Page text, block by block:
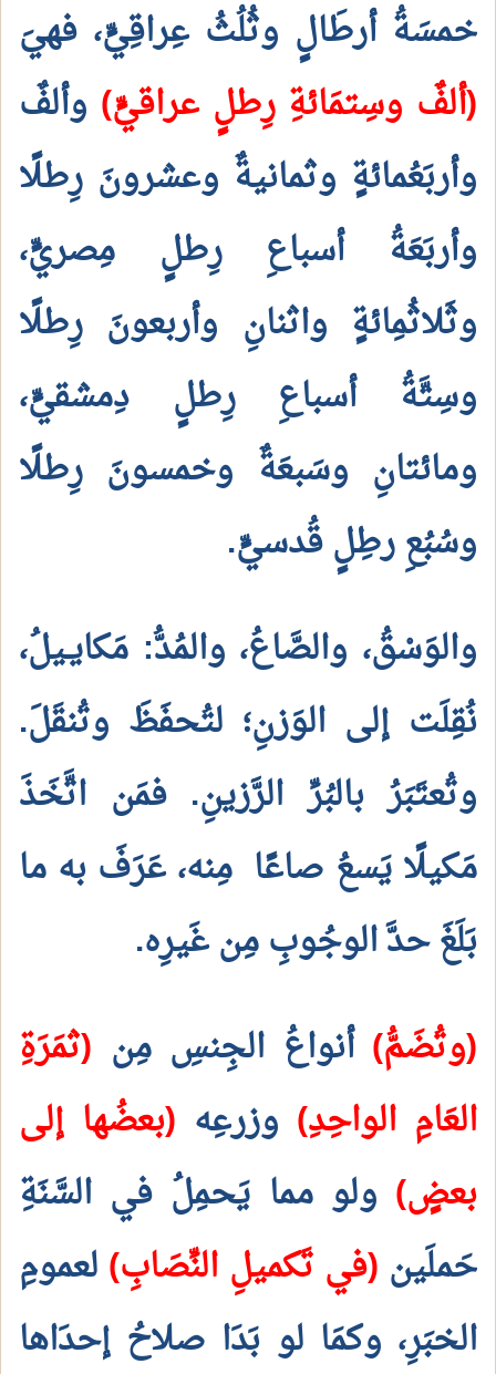
خمسَةُ أرطَالٍ وثُلُثُ عِراقِيٍّ، فهيَ
(ألفٌ وسِتمَائةِ رِطلٍ عراقيٍّ) وألفٌ
وأربَعُمائةٍ وثمانيةٌ وعشرونَ رِطلًا
وأربَعَةُ أسباعِ رِطلٍ مِصريٍّ،
وثَلاثُمِائةٍ واثنانِ وأربعونَ رِطلًا
وسِتَّةُ أسباعِ رِطلٍ دِمشقيٍّ،
ومائتانِ وسَبعَةٌ وخمسونَ رِطلًا
وسُبُعِ رطِلٍ قُدسيٍّ.
والوَسْقُ، والصَّاعُ، والمُدُّ: مَكايـيلُ،
نُقِلَت إلى الوَزنِ؛ لتُحفَظَ وتُنقَلَ.
وتُعتَبَرُ بالبُرِّ الرَّزينِ. فمَن اتَّخَذَ
مَكيلًا يَسعُ صاعًا مِنه، عَرَفَ به ما
بَلَغَ حدَّ الوجُوبِ مِن غَيرِه.
(وتُضَمُّ) أنواعُ الجِنسِ مِن (ثمَرَةِ
العَامِ الواحِدِ) وزرعِه (بعضُها إلى
بعضٍ) ولو مما يَحمِلُ في السَّنَةِ
حَملَين (في تَكميلِ النِّصَابِ)لعمومِ
الخبَرِ، وكمَا لو بَدَا صلاحُ إحدَاها